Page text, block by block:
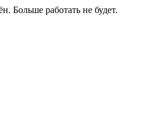
Больше работать не будет.